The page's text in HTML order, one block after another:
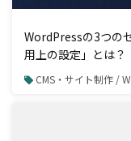
WordPressの3つの
用上の設定」とは？
CMS・サイト制作 /